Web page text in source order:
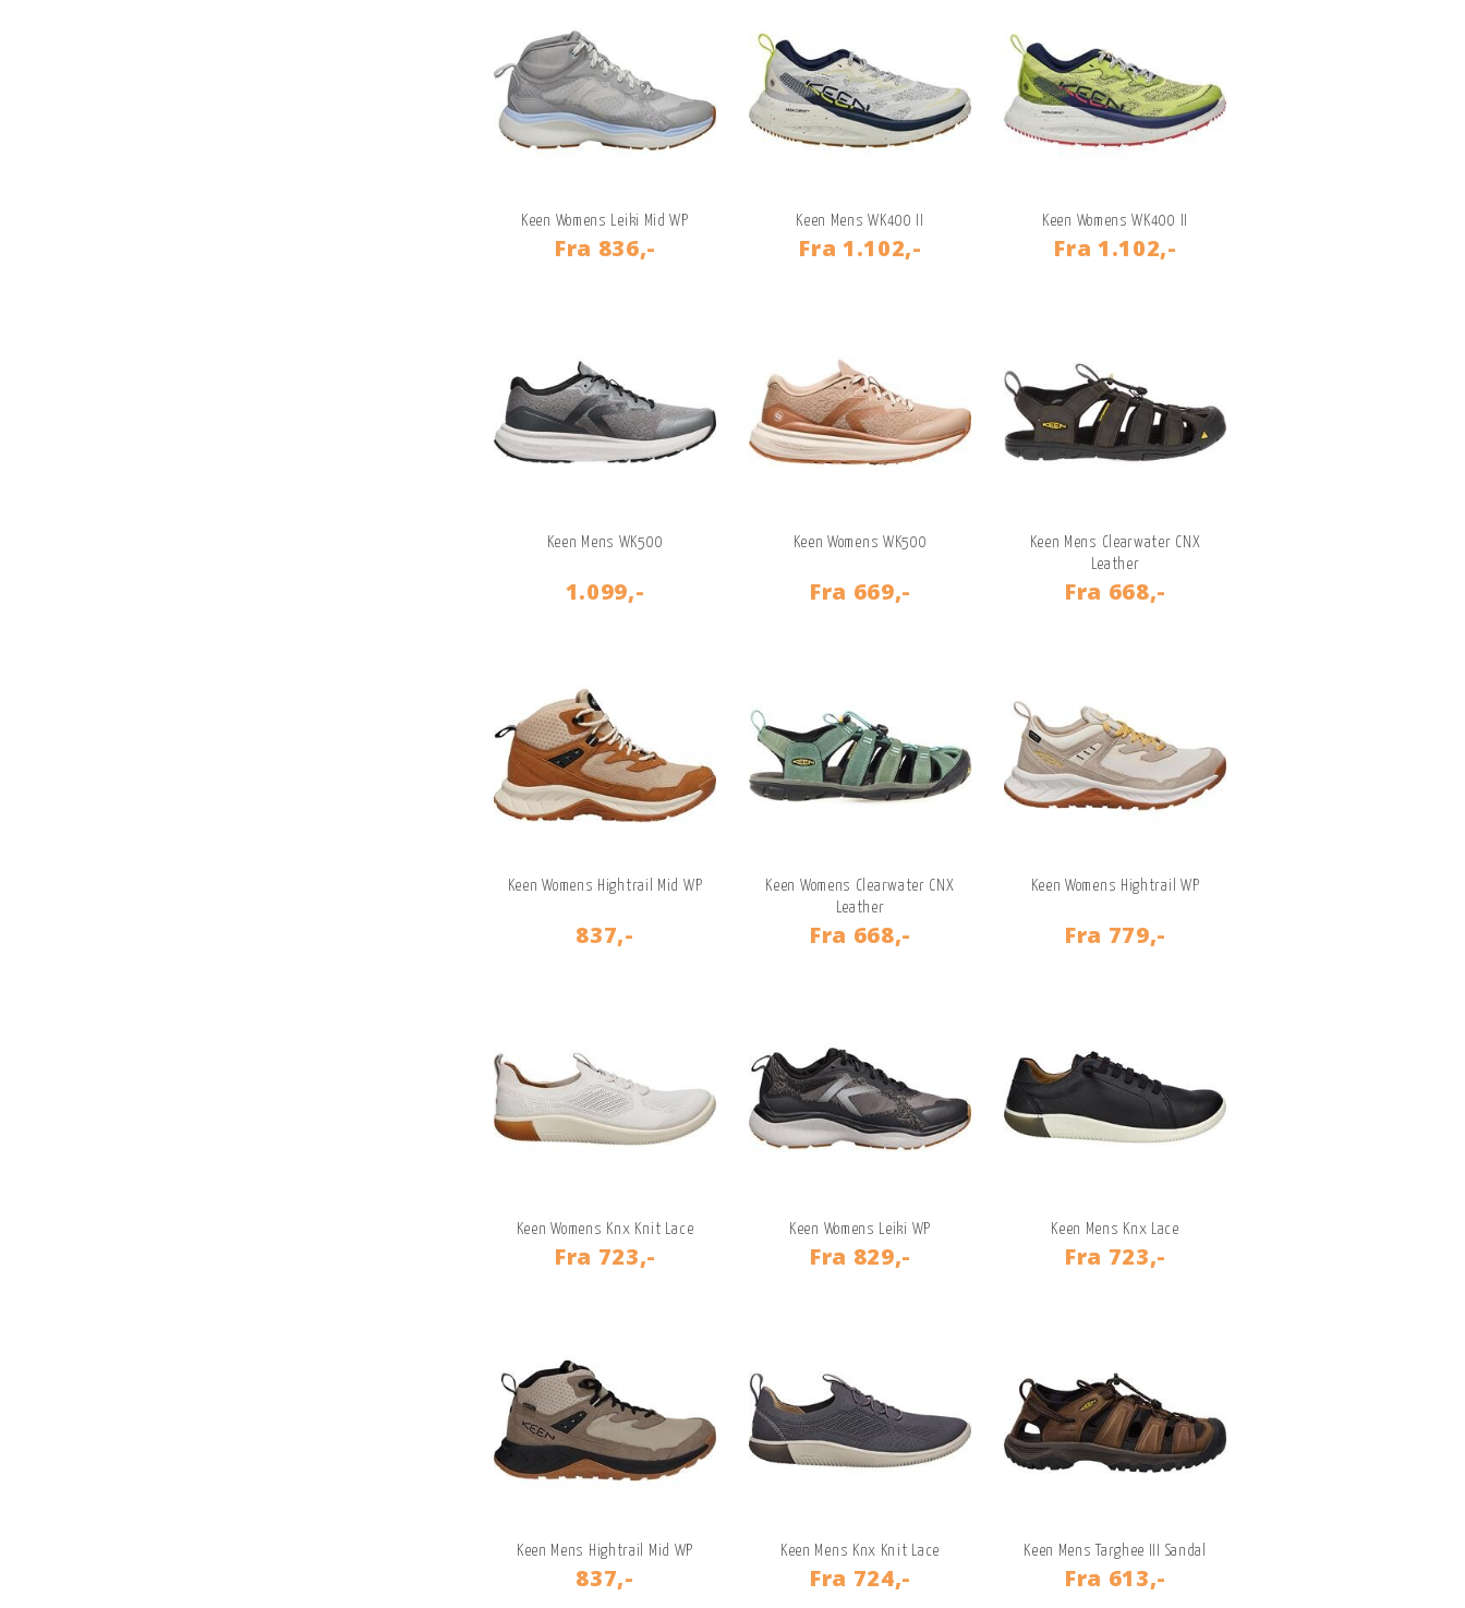
Keen Womens Leiki Mid WP
Fra 836,-
Keen Mens WK400 II
Fra 1.102,-
Keen Womens WK400 II
Fra 1.102,-
Keen Mens WK500
1.099,-
Keen Womens WK500
Fra 669,-
Keen Mens Clearwater CNX
Leather
Fra 668,-
Keen Womens Hightrail Mid WP
837,-
Keen Womens Clearwater CNX
Leather
Fra 668,-
Keen Womens Hightrail WP
Fra 779,-
Keen Womens Knx Knit Lace
Fra 723,-
Keen Womens Leiki WP
Fra 829,-
Keen Mens Knx Lace
Fra 723,-
Keen Mens Hightrail Mid WP
837,-
Keen Mens Knx Knit Lace
Fra 724,-
Keen Mens Targhee III Sandal
Fra 613,-